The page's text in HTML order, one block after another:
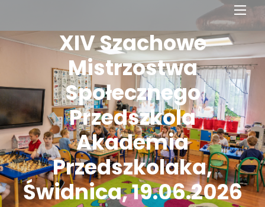
XIV Szachowe
Mistrzostwa
Społecznego
Przedszkola
Akademia
Przedszkolaka,
Świdnica, 19.06.2026